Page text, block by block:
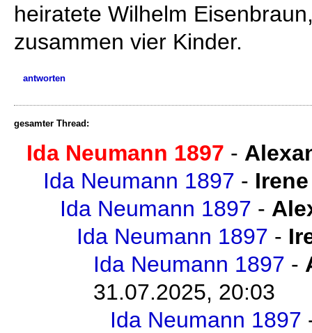
heiratete Wilhelm
zusammen vier Kinder.
antworten
gesamter Thread:
Ida Neumann 1897 -
Ida Neumann 1897 -
Ida Neumann 1897 -
Ida Neumann 1897 -
Ida Neumann 1897 -
31.07.2025, 20:03
Ida Neumann 1897